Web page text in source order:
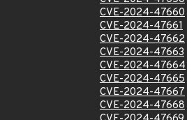
CVE-2024-47660
CVE-2024-47661
CVE-2024-47662
CVE-2024-47663
CVE-2024-47664
CVE-2024-47665
CVE-2024-47667
CVE-2024-47668